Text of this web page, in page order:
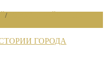
/
ГОРОДА